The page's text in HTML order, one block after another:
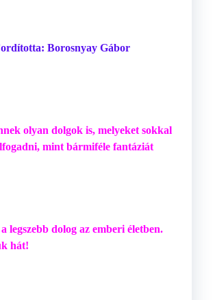
Borosnyay Gábor
olyan dolgok is, melyeket sokkal
mint bármiféle fantáziát
legszebb dolog az emberi életben.
hát!